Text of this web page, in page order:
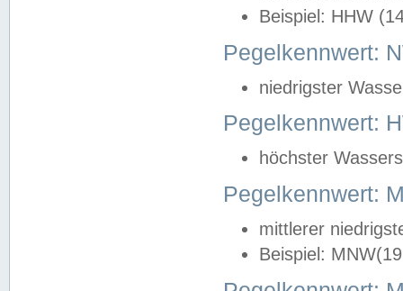
Beispiel: HHW
Pegelkennwert:
niedrigster
Pegelkennwert:
höchster
Pegelkennwert:
mittlerer
Beispiel: